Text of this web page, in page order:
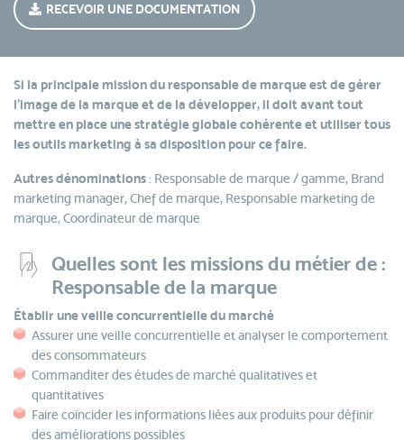
RECEVOIR UNE DOCUMENTATION
Si la principale mission du responsable de marque est de gérer
l’image de la marque et de la développer, il doit avant tout
mettre en place une stratégie globale cohérente et utiliser tous
les outils marketing à sa disposition pour ce faire.
Autres dénominations: Responsable de marque / gamme, Brand
marketing manager, Chef de marque, Responsable marketing de
marque, Coordinateur de marque
Quelles sont les missions du métier de :
Responsable de la marque
Établir une veille concurrentielle du marché
Assurer une veille concurrentielle et analyser le comportement
des consommateurs
Commanditer des études de marché qualitatives et
quantitatives
Faire coïncider les informations liées aux produits pour définir
des améliorations possibles